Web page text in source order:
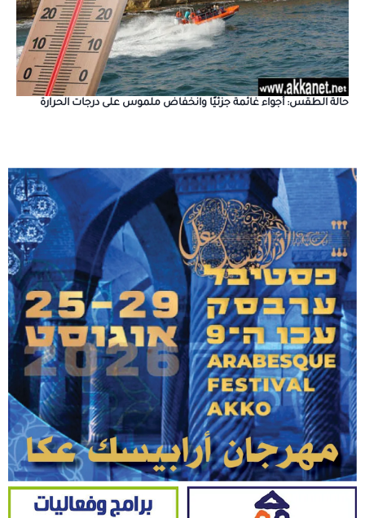
حالة الطقس: أجواء غائمة جزئيًا وانخفاض ملموس على درجات الحرارة